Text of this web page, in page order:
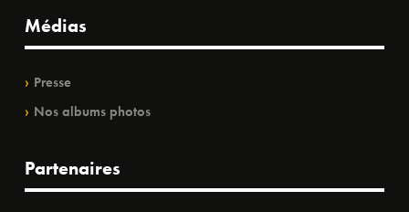
Médias
Presse
Nos albums photos
Partenaires